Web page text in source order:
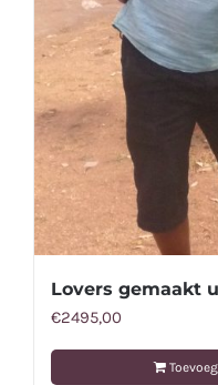
Lovers gemaakt
€2495,00